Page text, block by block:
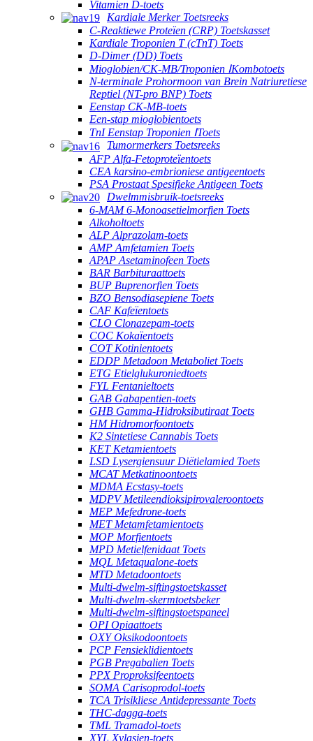
Vitamien D-toets
Kardiale Merker Toetsreeks
C-Reaktiewe Proteïen (CRP) Toetskasset
Kardiale Troponien T (cTnT) Toets
D-Dimer (DD) Toets
Mioglobien/CK-MB/Troponien ⅠKombotoets
N-terminale Prohormoon van Brein Natriuretiese
Reptiel (NT-pro BNP) Toets
Eenstap CK-MB-toets
Een-stap mioglobientoets
TnI Eenstap Troponien ⅠToets
Tumormerkers Toetsreeks
AFP Alfa-Fetoproteïentoets
CEA karsino-embrioniese antigeentoets
PSA Prostaat Spesifieke Antigeen Toets
Dwelmmisbruik-toetsreeks
6-MAM 6-Monoasetielmorfien Toets
Alkoholtoets
ALP Alprazolam-toets
AMP Amfetamien Toets
APAP Asetaminofeen Toets
BAR Barbituraattoets
BUP Buprenorfien Toets
BZO Bensodiasepiene Toets
CAF Kafeïentoets
CLO Clonazepam-toets
COC Kokaïentoets
COT Kotinientoets
EDDP Metadoon Metaboliet Toets
ETG Etielglukuroniedtoets
FYL Fentanieltoets
GAB Gabapentien-toets
GHB Gamma-Hidroksibutiraat Toets
HM Hidromorfoontoets
K2 Sintetiese Cannabis Toets
KET Ketamientoets
LSD Lysergiensuur Diëtielamied Toets
MCAT Metkatinoontoets
MDMA Ecstasy-toets
MDPV Metileendioksipirovaleroontoets
MEP Mefedrone-toets
MET Metamfetamientoets
MOP Morfientoets
MPD Metielfenidaat Toets
MQL Metaqualone-toets
MTD Metadoontoets
Multi-dwelm-siftingstoetskasset
Multi-dwelm-skermtoetsbeker
Multi-dwelm-siftingstoetspaneel
OPI Opiaattoets
OXY Oksikodoontoets
PCP Fensieklidientoets
PGB Pregabalien Toets
PPX Proproksifeentoets
SOMA Carisoprodol-toets
TCA Trisikliese Antidepressante Toets
THC-dagga-toets
TML Tramadol-toets
XYL Xylasien-toets